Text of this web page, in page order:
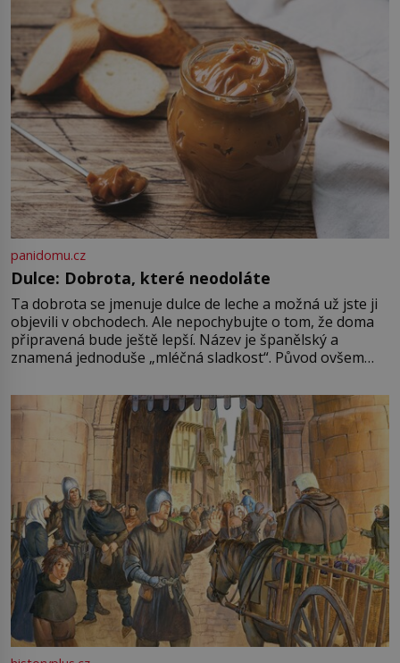
(1911–1979) či Heinrich Himmler
(1900–1945) zná každý, o koho se
historie jen otřela. Jenže […]
panidomu.cz
Dulce: Dobrota, které neodoláte
Ta dobrota se jmenuje dulce de leche a možná už jste ji
objevili v obchodech. Ale nepochybujte o tom, že doma
připravená bude ještě lepší. Název je španělský a
znamená jednoduše „mléčná sladkost“. Původ ovšem
pře hned několik latinskoamerických zemí a k tomu
Francie, kde se traduje,